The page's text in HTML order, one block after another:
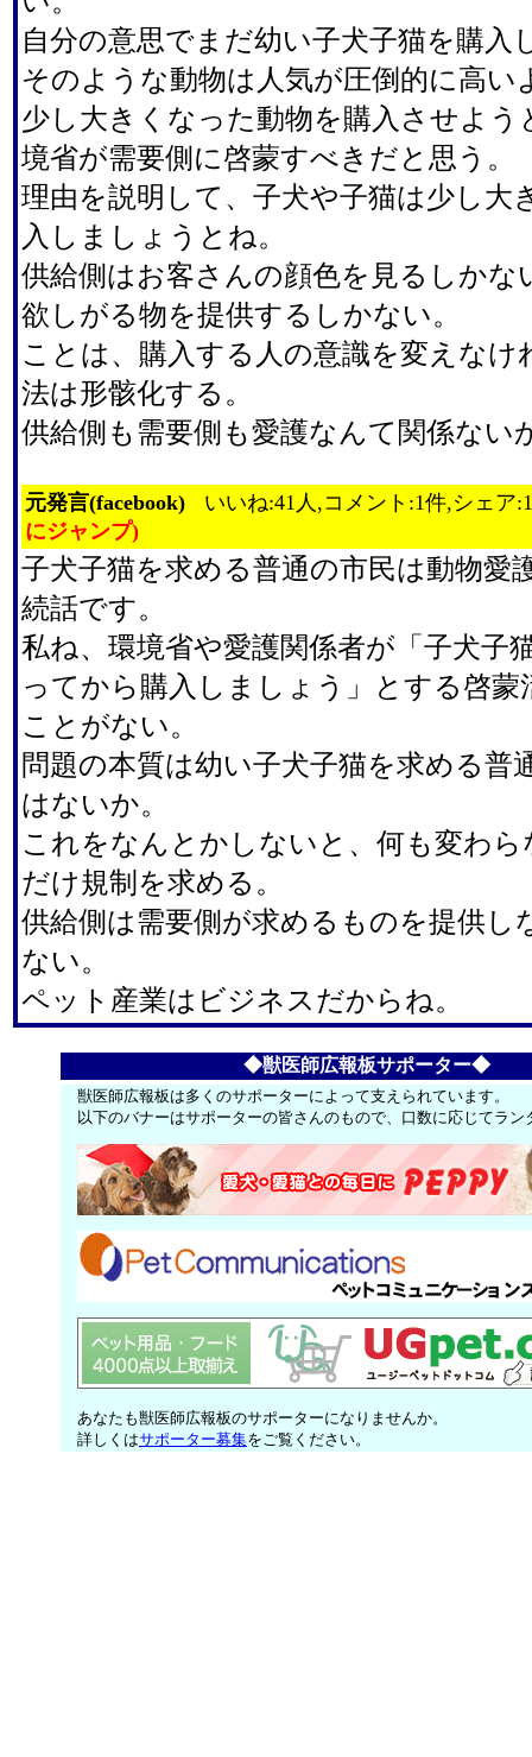
自分の意思でまだ幼い子犬子猫を購入
そのような動物は人気が圧倒的に高い
少し大きくなった動物を購入させよう
境省が需要側に啓蒙すべきだと思う。
理由を説明して、子犬や子猫は少し大
入しましょうとね。
供給側はお客さんの顔色を見るしかな
欲しがる物を提供するしかない。
ことは、購入する人の意識を変えなけ
法は形骸化する。
供給側も需要側も愛護なんて関係ない
元発言(facebook)
いいね:41人,コメント:1件,シェア
にジャンプ)
子犬子猫を求める普通の市民は動物愛
続話です。
私ね、環境省や愛護関係者が「子犬子
ってから購入しましょう」とする啓蒙
ことがない。
問題の本質は幼い子犬子猫を求める普
はないか。
これをなんとかしないと、何も変わ
だけ規制を求める。
供給側は需要側が求めるものを提供し
ない。
ペット産業はビジネスだからね。
◆獣医師広報板サポーター◆
獣医師広報板は多くのサポーターによって支えられています。
以下のバナーはサポーターの皆さんのもので、口数に応じてラ
あなたも獣医師広報板のサポーターになりませんか。
詳しくはサポーター募集をご覧ください。